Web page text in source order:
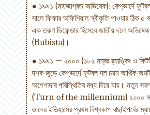
● ১৯৯১ (মহাজাগ্রত অভিষেক): কেপ্ভার্দে
সালে ফিফার অফিশিয়াল স্বীকৃতি পাওয়ার ঠিক ৫
এক তরুণ ডিফেন্ডার হিসেবে জাতীয় দলে অভিষেক
(Bubista)।
● ১৯৯১ — ২০০০ (১৮২ নম্বর র‌্যাঙ্কিং ও
দশক জুড়ে কেপ্ভার্দে ফুটবল দল চরম আর্থিক
অপেশাদার পরিস্থিতির মধ্য দিয়ে যায়। নতুন
(Turn of the millennium) ২০০০ সালে
তাদের ইতিহাসের প্রথম বিশ্বকাপ বাছাইপর্বের